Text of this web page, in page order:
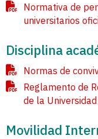
Normativa de
universitarios
Disciplina
Normas de
Reglamento de
de la Universidad
Movilidad